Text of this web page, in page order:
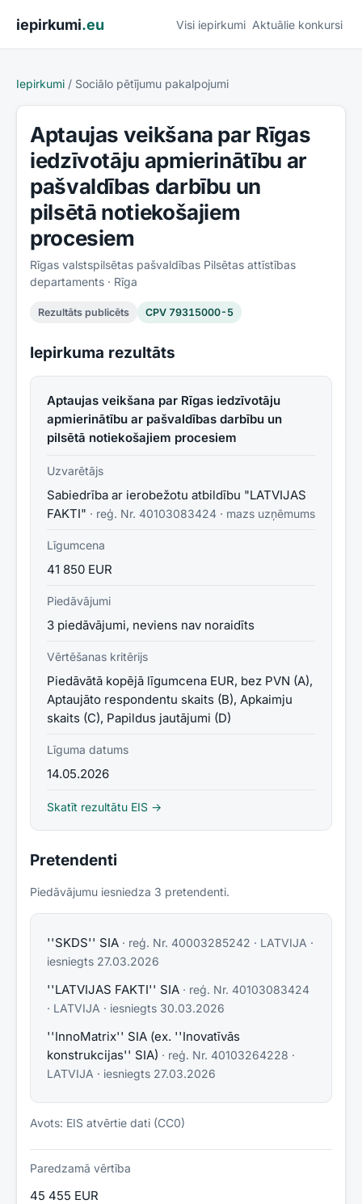
iepirkumi.eu Visi iepirkumi Aktuālie konkursi
Iepirkumi / Sociālo pētījumu pakalpojumi
Aptaujas veikšana par Rīgas
iedzīvotāju apmierinātību ar
pašvaldības darbību un
pilsētā notiekošajiem
procesiem
Rīgas valstspilsētas pašvaldības Pilsētas attīstības
departaments · Rīga
Rezultāts publicēts CPV 79315000-5
Iepirkuma rezultāts
Aptaujas veikšana par Rīgas iedzīvotāju
apmierinātību ar pašvaldības darbību un
pilsētā notiekošajiem procesiem
Uzvarētājs
Sabiedrība ar ierobežotu atbildību "LATVIJAS
FAKTI" · reģ. Nr. 40103083424 · mazs uzņēmums
Līgumcena
41 850 EUR
Piedāvājumi
3 piedāvājumi, neviens nav noraidīts
Vērtēšanas kritērijs
Piedāvātā kopējā līgumcena EUR, bez PVN (A),
Aptaujāto respondentu skaits (B), Apkaimju
skaits (C), Papildus jautājumi (D)
Līguma datums
14.05.2026
Skatīt rezultātu EIS →
Pretendenti
Piedāvājumu iesniedza 3 pretendenti.
''SKDS'' SIA · reģ. Nr. 40003285242 · LATVIJA ·
iesniegts 27.03.2026
''LATVIJAS FAKTI'' SIA · reģ. Nr. 40103083424
· LATVIJA · iesniegts 30.03.2026
''InnoMatrix'' SIA (ex. ''Inovatīvās
konstrukcijas'' SIA) · reģ. Nr. 40103264228 ·
LATVIJA · iesniegts 27.03.2026
Avots: EIS atvērtie dati (CC0)
Paredzamā vērtība
45 455 EUR